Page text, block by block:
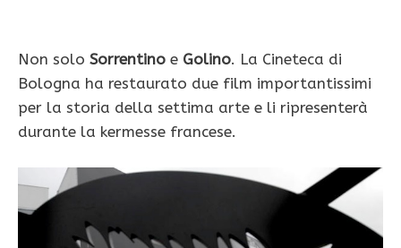
Non solo Sorrentino e Golino. La Cineteca di
Bologna ha restaurato due film importantissimi
per la storia della settima arte e li ripresenterà
durante la kermesse francese.